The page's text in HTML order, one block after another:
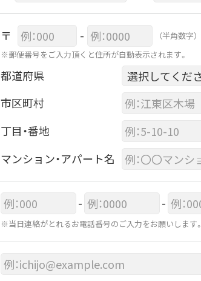
〒 -
（半角数字）
※郵便番号をご入力頂くと住所が自動表示されます。
都道府県
市区町村
丁目・番地
マンション・アパート名
- -
※当日連絡がとれるお電話番号のご入力をお願いします。